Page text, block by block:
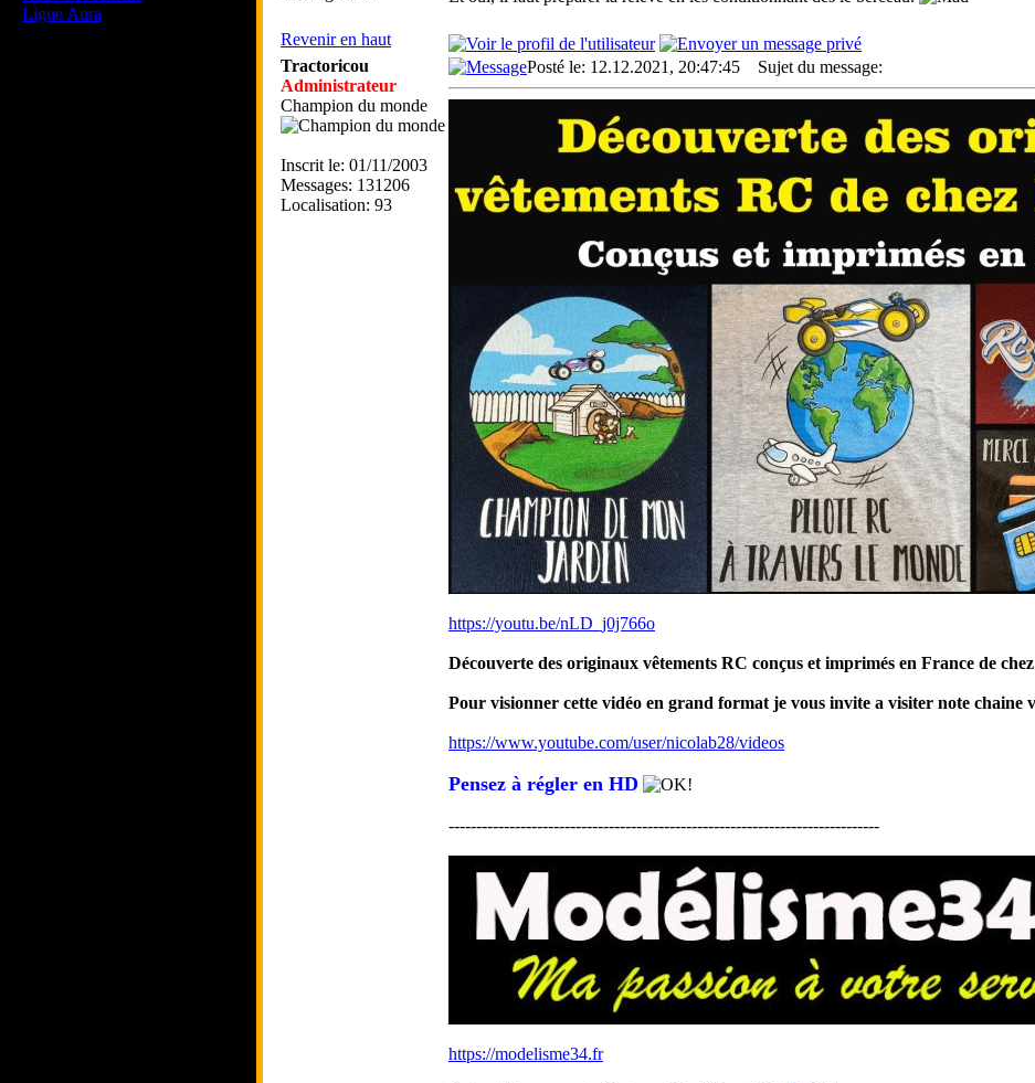
Ligue Aura
Revenir en haut
Tractoricou
Administrateur
Champion du monde
Inscrit le: 01/11/2003
Messages: 131206
Localisation: 93
Posté le: 12.12.2021, 20:47:45 Sujet du message:
https://youtu.be/nLD_j0j766o
Découverte des originaux vêtements RC conçus et imprimés en France de
Pour visionner cette vidéo en grand format je vous invite a visiter note chaine
https://www.youtube.com/user/nicolab28/videos
Pensez à régler en HD
------------------------------------------------------------------------------
https://modelisme34.fr